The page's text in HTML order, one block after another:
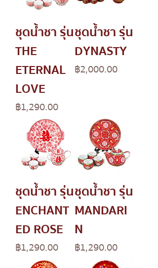
ชุดน้ำชา รุ่น
THE
ETERNAL
LOVE
Price
฿1,290.00
ชุดน้ำชา รุ่น
DYNASTY
Price
฿2,000.00
ชุดน้ำชา รุ่น
ENCHANT
ED ROSE
Price
฿1,290.00
ชุดน้ำชา รุ่น
MANDARI
N
Price
฿1,290.00